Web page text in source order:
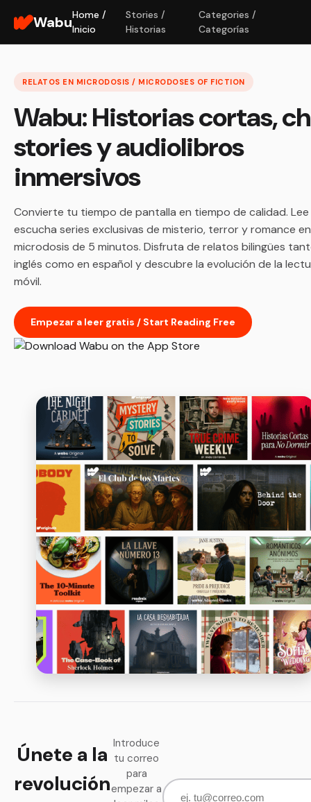
WabuHome /
Inicio
Stories /
Historias
Categories /
Categorías
RELATOS EN MICRODOSIS / MICRODOSES OF FICTION
Wabu: Historias cortas,
stories y audiolibros
inmersivos
Convierte tu tiempo de pantalla en tiempo de calidad.
escucha series exclusivas de misterio, terror y romance en
microdosis de 5 minutos. Disfruta de relatos bilingües
inglés como en español y descubre la evolución de la
móvil.
Empezar a leer gratis / Start Reading Free
Únete a la
revolución
Introduce
tu correo
para
empezar a